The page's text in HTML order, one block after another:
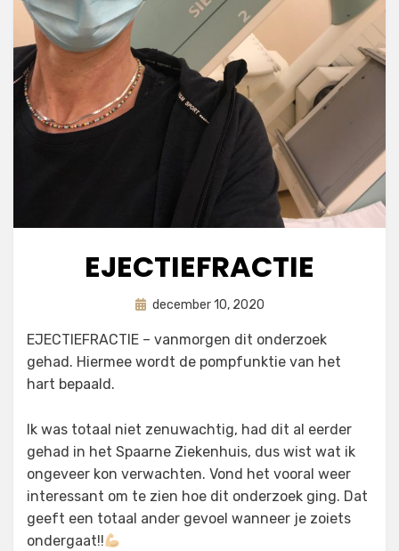
EJECTIEFRACTIE
doorastrid
Geplaatst
december 10, 2020
EJECTIEFRACTIE – vanmorgen dit onderzoek
gehad. Hiermee wordt de pompfunktie van het
hart bepaald.
Ik was totaal niet zenuwachtig, had dit al eerder
gehad in het Spaarne Ziekenhuis, dus wist wat ik
ongeveer kon verwachten. Vond het vooral weer
interessant om te zien hoe dit onderzoek ging. Dat
geeft een totaal ander gevoel wanneer je zoiets
ondergaat!!